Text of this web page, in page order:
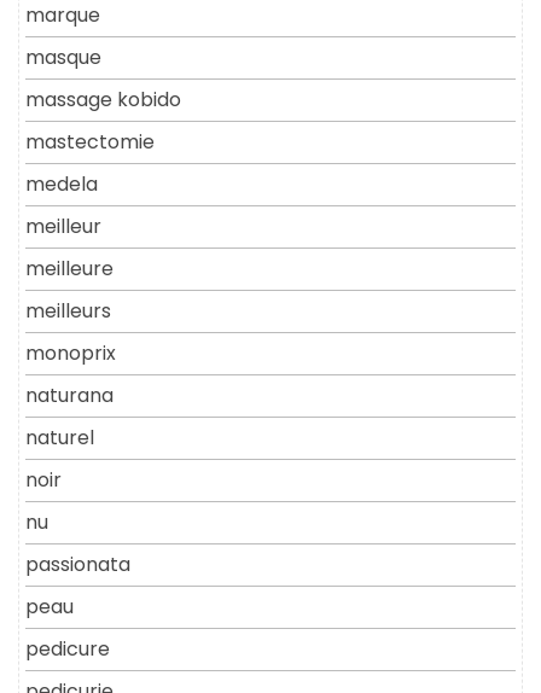
marque
masque
massage kobido
mastectomie
medela
meilleur
meilleure
meilleurs
monoprix
naturana
naturel
noir
nu
passionata
peau
pedicure